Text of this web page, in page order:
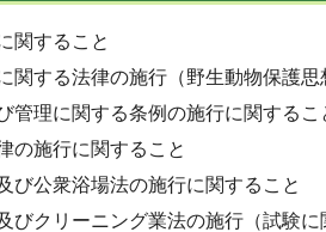
関すること
関する法律の施行（野生動物保護
管理に関する条例の施行に関するこ
の施行に関すること
び公衆浴場法の施行に関すること
びクリーニング業法の施行（試験